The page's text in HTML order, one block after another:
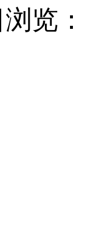
浏览：